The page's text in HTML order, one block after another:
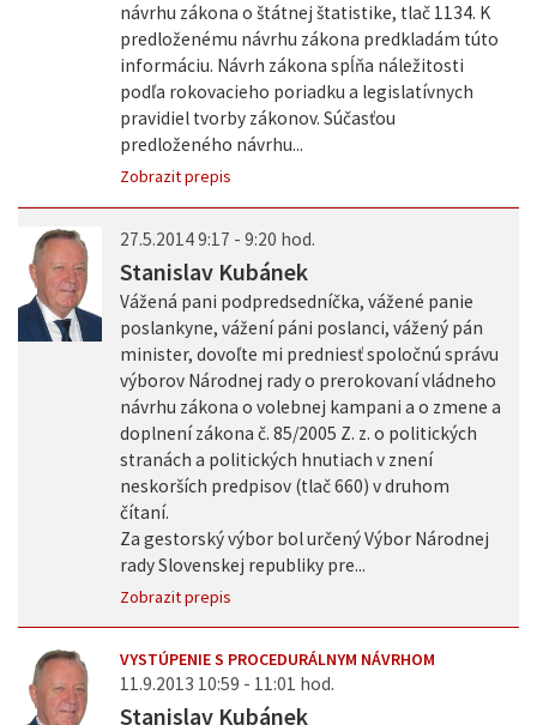
návrhu zákona o štátnej štatistike, tlač 1134. K
predloženému návrhu zákona predkladám túto
informáciu. Návrh zákona spĺňa náležitosti
podľa rokovacieho poriadku a legislatívnych
pravidiel tvorby zákonov. Súčasťou
predloženého návrhu...
Zobrazit prepis
27.5.2014 9:17 - 9:20 hod.
Stanislav Kubánek
Vážená pani podpredsedníčka, vážené panie
poslankyne, vážení páni poslanci, vážený pán
minister, dovoľte mi predniesť spoločnú správu
výborov Národnej rady o prerokovaní vládneho
návrhu zákona o volebnej kampani a o zmene a
doplnení zákona č. 85/2005 Z. z. o politických
stranách a politických hnutiach v znení
neskorších predpisov (tlač 660) v druhom
čítaní.
Za gestorský výbor bol určený Výbor Národnej
rady Slovenskej republiky pre...
Zobrazit prepis
VYSTÚPENIE S PROCEDURÁLNYM NÁVRHOM
11.9.2013 10:59 - 11:01 hod.
Stanislav Kubánek